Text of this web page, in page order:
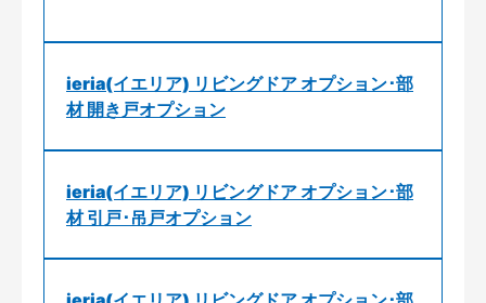
ieria(イエリア) リビングドア オプション･部
材 開き戸オプション
ieria(イエリア) リビングドア オプション･部
材 引戸･吊戸オプション